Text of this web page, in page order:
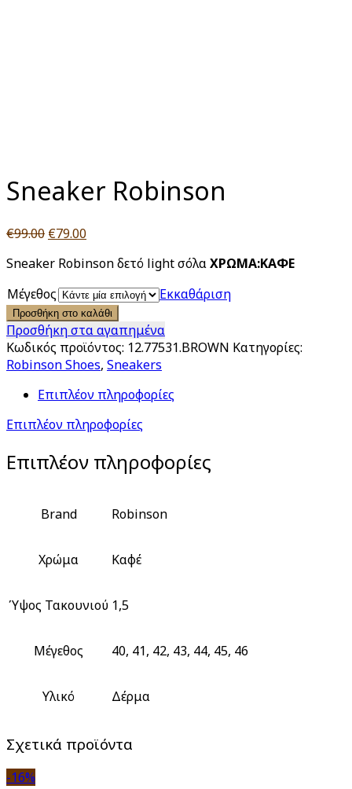
Sneaker Robinson
€99.00 Original
was:
€99.00.
€79.00Η
τιμή
είναι:
€79.00.
Sneaker Robinson δετό light σόλαΧΡΩΜΑ:ΚΑΦΕ
Μέγεθος
Εκκαθάριση
Προσθήκη στο καλάθι
Προσθήκη στα αγαπημένα
Κωδικός προϊόντος: 12.77531.BROWN Κατηγορίες:
Robinson Shoes, Sneakers
Επιπλέον πληροφορίες
Επιπλέον πληροφορίες
Επιπλέον πληροφορίες
Brand Robinson
Χρώμα Καφέ
Ύψος Τακουνιού 1,5
Μέγεθος 40, 41, 42, 43, 44, 45, 46
Υλικό Δέρμα
Σχετικά προϊόντα
-16%